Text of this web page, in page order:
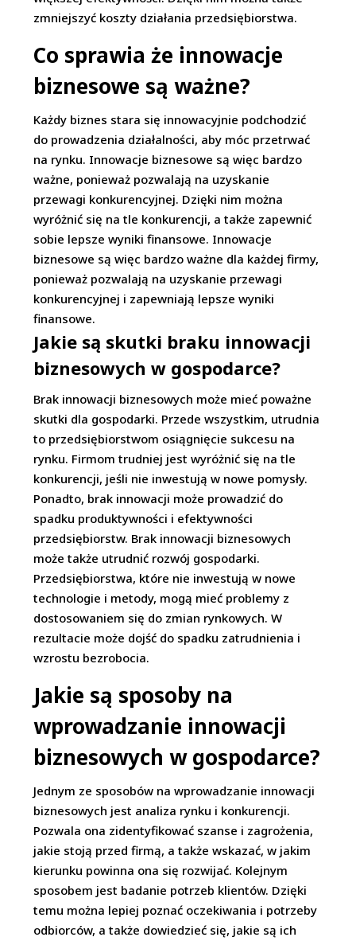
zmniejszyć koszty działania przedsiębiorstwa.
Co sprawia że innowacje
biznesowe są ważne?
Każdy biznes stara się innowacyjnie podchodzić
do prowadzenia działalności, aby móc przetrwać
na rynku. Innowacje biznesowe są więc bardzo
ważne, ponieważ pozwalają na uzyskanie
przewagi konkurencyjnej. Dzięki nim można
wyróżnić się na tle konkurencji, a także zapewnić
sobie lepsze wyniki finansowe. Innowacje
biznesowe są więc bardzo ważne dla każdej firmy,
ponieważ pozwalają na uzyskanie przewagi
konkurencyjnej i zapewniają lepsze wyniki
finansowe.
Jakie są skutki braku innowacji
biznesowych w gospodarce?
Brak innowacji biznesowych może mieć poważne
skutki dla gospodarki. Przede wszystkim, utrudnia
to przedsiębiorstwom osiągnięcie sukcesu na
rynku. Firmom trudniej jest wyróżnić się na tle
konkurencji, jeśli nie inwestują w nowe pomysły.
Ponadto, brak innowacji może prowadzić do
spadku produktywności i efektywności
przedsiębiorstw. Brak innowacji biznesowych
może także utrudnić rozwój gospodarki.
Przedsiębiorstwa, które nie inwestują w nowe
technologie i metody, mogą mieć problemy z
dostosowaniem się do zmian rynkowych. W
rezultacie może dojść do spadku zatrudnienia i
wzrostu bezrobocia.
Jakie są sposoby na
wprowadzanie innowacji
biznesowych w gospodarce?
Jednym ze sposobów na wprowadzanie innowacji
biznesowych jest analiza rynku i konkurencji.
Pozwala ona zidentyfikować szanse i zagrożenia,
jakie stoją przed firmą, a także wskazać, w jakim
kierunku powinna ona się rozwijać. Kolejnym
sposobem jest badanie potrzeb klientów. Dzięki
temu można lepiej poznać oczekiwania i potrzeby
odbiorców, a także dowiedzieć się, jakie są ich